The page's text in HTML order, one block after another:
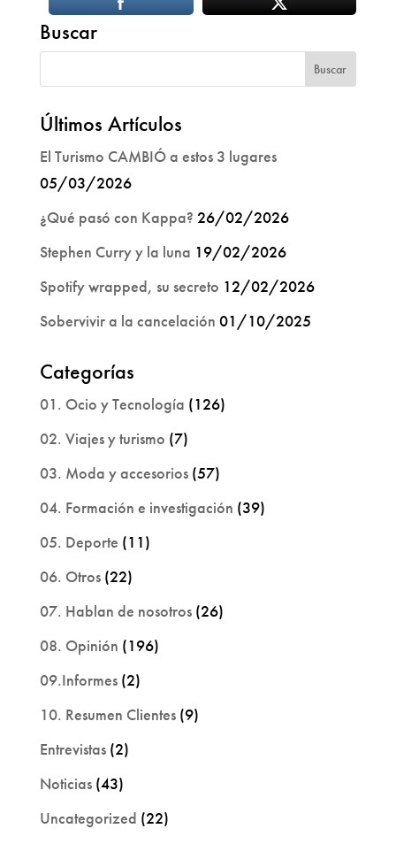
Buscar
Últimos Artículos
El Turismo CAMBIÓ a estos 3 lugares
05/03/2026
¿Qué pasó con Kappa? 26/02/2026
Stephen Curry y la luna 19/02/2026
Spotify wrapped, su secreto 12/02/2026
Sobervivir a la cancelación 01/10/2025
Categorías
01. Ocio y Tecnología (126)
02. Viajes y turismo (7)
03. Moda y accesorios(57)
04. Formación e investigación (39)
05. Deporte (11)
06. Otros(22)
07. Hablan de nosotros(26)
08. Opinión (196)
09.Informes(2)
10. Resumen Clientes(9)
Entrevistas(2)
Noticias(43)
Uncategorized (22)